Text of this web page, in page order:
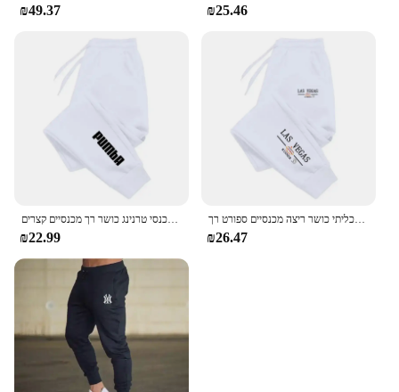
₪49.37 ₪25.46
₪22.99
מכנסיים טרנינג נשים מכנסיים קצרים דפוס עיר פופולרי תכליתי כושר ריצה מכנסיים ספורט רך
₪26.47